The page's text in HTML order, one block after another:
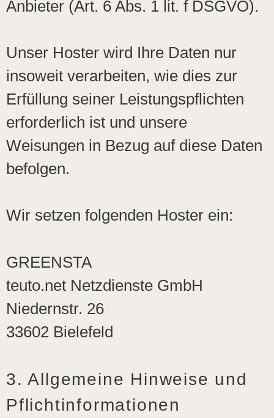
Anbieter (Art. 6 Abs. 1 lit. f DSGVO).
Unser Hoster wird Ihre Daten nur
insoweit verarbeiten, wie dies zur
Erfüllung seiner Leistungspflichten
erforderlich ist und unsere
Weisungen in Bezug auf diese Daten
befolgen.
Wir setzen folgenden Hoster ein:
GREENSTA
teuto.net Netzdienste GmbH
Niedernstr. 26
33602 Bielefeld
3. Allgemeine Hinweise und
Pflicht­informationen